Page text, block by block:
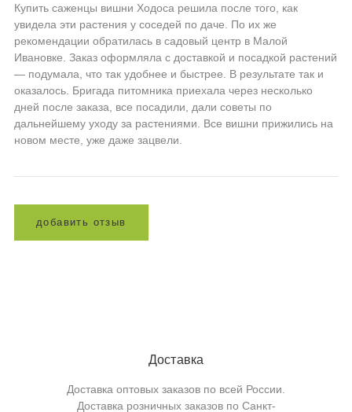
Купить саженцы вишни Ходоса решила после того, как
увидела эти растения у соседей по даче. По их же
рекомендации обратилась в садовый центр в Малой
Ивановке. Заказ оформляла с доставкой и посадкой растений
— подумала, что так удобнее и быстрее. В результате так и
оказалось. Бригада питомника приехала через несколько
дней после заказа, все посадили, дали советы по
дальнейшему уходу за растениями. Все вишни прижились на
новом месте, уже даже зацвели.
доба вит ь отз ыв
Доставка
Доставка оптовых заказов по всей России.
Доставка розничных заказов по Санкт-